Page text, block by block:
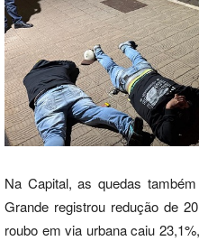
Na Capital, as quedas
Grande registrou redução de
roubo em via urbana caiu